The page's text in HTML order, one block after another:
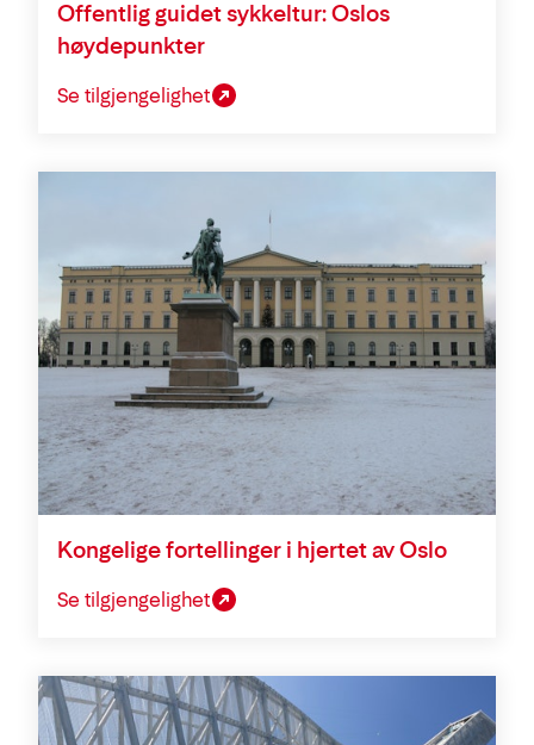
Offentlig guidet sykkeltur: Oslos
høydepunkter
Se tilgjengelighet
Kongelige fortellinger i hjertet av Oslo
Se tilgjengelighet